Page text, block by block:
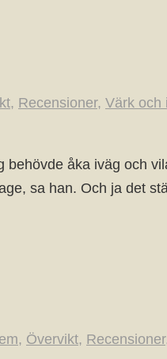
, Recensioner, Värk och
åka iväg och
sa han. Och ja det
, Övervikt, Recensioner